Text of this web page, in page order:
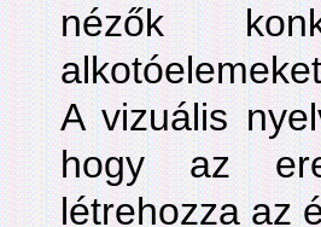
nézők
A vizuális
hogy az
létrehozza az